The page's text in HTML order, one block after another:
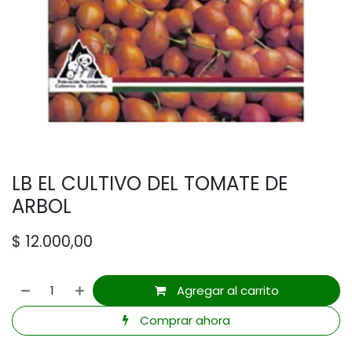
LB EL CULTIVO DEL TOMATE DE
ARBOL
$ 12.000,00
Agregar al carrito
Comprar ahora